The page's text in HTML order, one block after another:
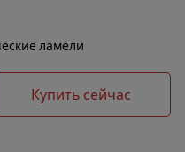
ламели
Купить сейчас